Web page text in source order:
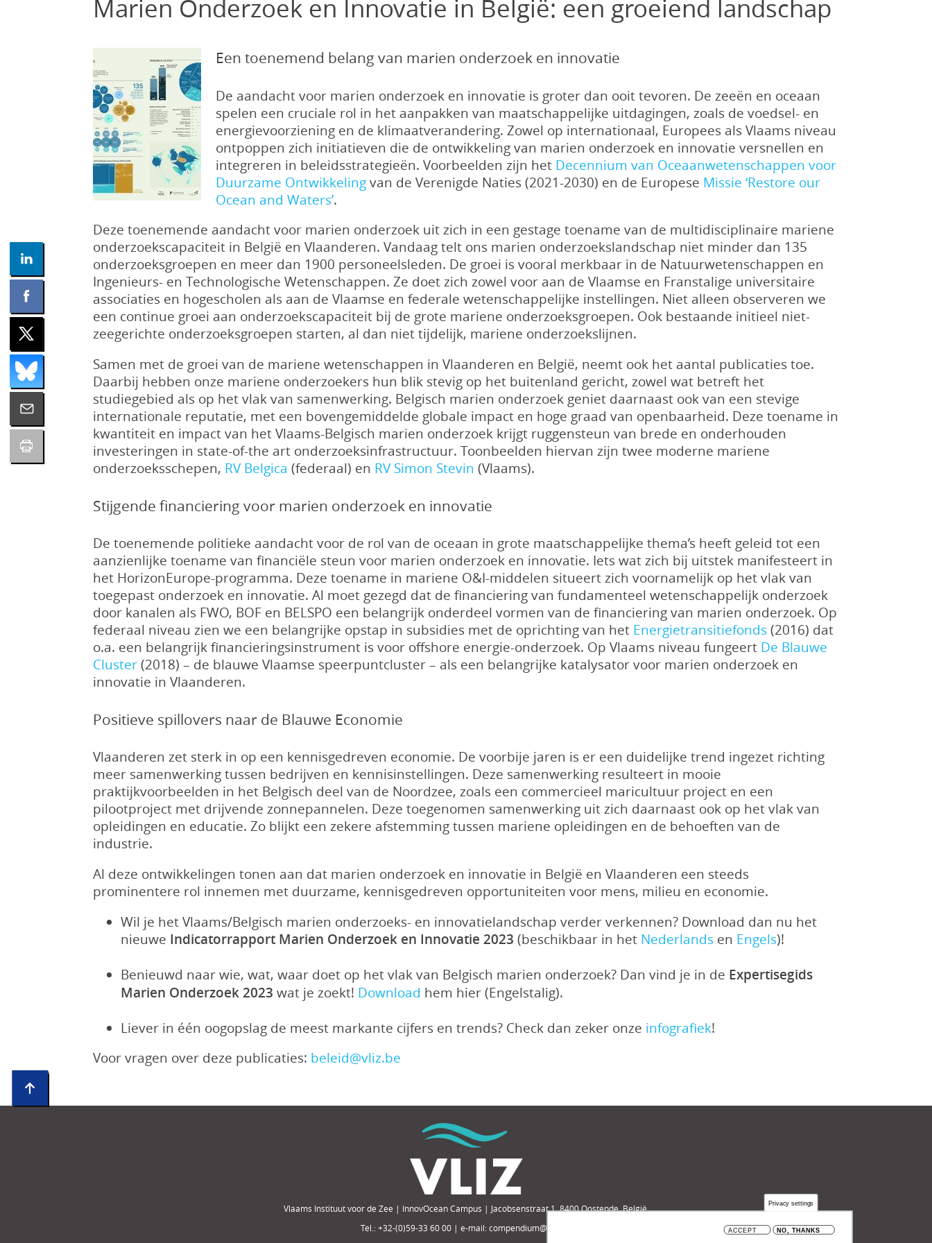
Marien Onderzoek en Innovatie in België: een groeiend landschap
Een toenemend belang van marien onderzoek en innovatie
De aandacht voor marien onderzoek en innovatie is groter dan ooit tevoren. De zeeën en oceaan
spelen een cruciale rol in het aanpakken van maatschappelijke uitdagingen, zoals de voedsel- en
energievoorziening en de klimaatverandering. Zowel op internationaal, Europees als Vlaams niveau
ontpoppen zich initiatieven die de ontwikkeling van marien onderzoek en innovatie versnellen en
integreren in beleidsstrategieën. Voorbeelden zijn het Decennium van Oceaanwetenschappen voor
Duurzame Ontwikkeling van de Verenigde Naties (2021-2030) en de Europese Missie ‘Restore our
Ocean and Waters’.
Deze toenemende aandacht voor marien onderzoek uit zich in een gestage toename van de multidisciplinaire mariene
onderzoekscapaciteit in België en Vlaanderen. Vandaag telt ons marien onderzoekslandschap niet minder dan 135
onderzoeksgroepen en meer dan 1900 personeelsleden. De groei is vooral merkbaar in de Natuurwetenschappen en
Ingenieurs- en Technologische Wetenschappen. Ze doet zich zowel voor aan de Vlaamse en Franstalige universitaire
associaties en hogescholen als aan de Vlaamse en federale wetenschappelijke instellingen. Niet alleen observeren we
een continue groei aan onderzoekscapaciteit bij de grote mariene onderzoeksgroepen. Ook bestaande initieel niet-
zeegerichte onderzoeksgroepen starten, al dan niet tijdelijk, mariene onderzoekslijnen.
Samen met de groei van de mariene wetenschappen in Vlaanderen en België, neemt ook het aantal publicaties toe.
Daarbij hebben onze mariene onderzoekers hun blik stevig op het buitenland gericht, zowel wat betreft het
studiegebied als op het vlak van samenwerking. Belgisch marien onderzoek geniet daarnaast ook van een stevige
internationale reputatie, met een bovengemiddelde globale impact en hoge graad van openbaarheid. Deze toename in
kwantiteit en impact van het Vlaams-Belgisch marien onderzoek krijgt ruggensteun van brede en onderhouden
investeringen in state-of-the art onderzoeksinfrastructuur. Toonbeelden hiervan zijn twee moderne mariene
onderzoeksschepen, RV Belgica (federaal) en RV Simon Stevin (Vlaams).
Stijgende financiering voor marien onderzoek en innovatie
De toenemende politieke aandacht voor de rol van de oceaan in grote maatschappelijke thema’s heeft geleid tot een
aanzienlijke toename van financiële steun voor marien onderzoek en innovatie. Iets wat zich bij uitstek manifesteert in
het HorizonEurope-programma. Deze toename in mariene O&I-middelen situeert zich voornamelijk op het vlak van
toegepast onderzoek en innovatie. Al moet gezegd dat de financiering van fundamenteel wetenschappelijk onderzoek
door kanalen als FWO, BOF en BELSPO een belangrijk onderdeel vormen van de financiering van marien onderzoek. Op
federaal niveau zien we een belangrijke opstap in subsidies met de oprichting van het Energietransitiefonds (2016) dat
o.a. een belangrijk financieringsinstrument is voor offshore energie-onderzoek. Op Vlaams niveau fungeert De Blauwe
Cluster (2018) – de blauwe Vlaamse speerpuntcluster – als een belangrijke katalysator voor marien onderzoek en
innovatie in Vlaanderen.
Positieve spillovers naar de Blauwe Economie
Vlaanderen zet sterk in op een kennisgedreven economie. De voorbije jaren is er een duidelijke trend ingezet richting
meer samenwerking tussen bedrijven en kennisinstellingen. Deze samenwerking resulteert in mooie
praktijkvoorbeelden in het Belgisch deel van de Noordzee, zoals een commercieel maricultuur project en een
pilootproject met drijvende zonnepannelen. Deze toegenomen samenwerking uit zich daarnaast ook op het vlak van
opleidingen en educatie. Zo blijkt een zekere afstemming tussen mariene opleidingen en de behoeften van de
industrie.
Al deze ontwikkelingen tonen aan dat marien onderzoek en innovatie in België en Vlaanderen een steeds
prominentere rol innemen met duurzame, kennisgedreven opportuniteiten voor mens, milieu en economie.
Wil je het Vlaams/Belgisch marien onderzoeks- en innovatielandschap verder verkennen? Download dan nu het
nieuwe Indicatorrapport Marien Onderzoek en Innovatie 2023 (beschikbaar in het Nederlands en Engels)!
Benieuwd naar wie, wat, waar doet op het vlak van Belgisch marien onderzoek? Dan vind je in de Expertisegids
Marien Onderzoek 2023 wat je zoekt! Download hem hier (Engelstalig).
Liever in één oogopslag de meest markante cijfers en trends? Check dan zeker onze infografiek!
Voor vragen over deze publicaties: beleid@vliz.be
Vlaams Instituut voor de Zee | InnovOcean Campus | Jacobsenstraat 1, 8400 Oostende, België
Tel.: +32-(0)59-33 60 00 | e-mail: compendium@vliz.be
Privacy settings
ACCEPT NO, THANKS